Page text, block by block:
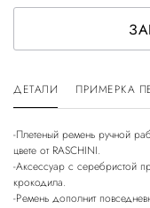
ДЕТАЛИ ПРИМЕРКА
-Плетеный ремень ручной
цвете от RASCHINI.
-Аксессуар с серебристой
крокодила.
-Ремень дополнит